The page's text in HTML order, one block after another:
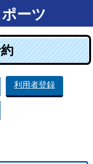
ーツ
利用者登録